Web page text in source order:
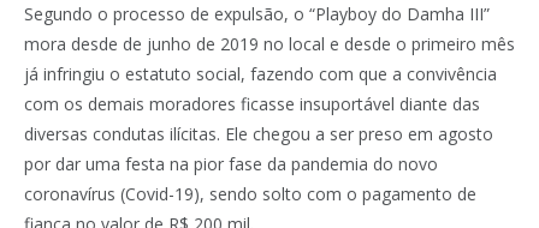
Segundo o processo de expulsão, o “Playboy do Damha III”
mora desde de junho de 2019 no local e desde o primeiro mês
já infringiu o estatuto social, fazendo com que a convivência
com os demais moradores ficasse insuportável diante das
diversas condutas ilícitas. Ele chegou a ser preso em agosto
por dar uma festa na pior fase da pandemia do novo
coronavírus (Covid-19), sendo solto com o pagamento de